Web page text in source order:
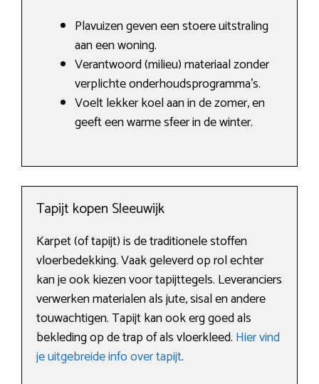
Plavuizen geven een stoere uitstraling
aan een woning.
Verantwoord (milieu) materiaal zonder
verplichte onderhoudsprogramma’s.
Voelt lekker koel aan in de zomer, en
geeft een warme sfeer in de winter.
Tapijt kopen Sleeuwijk
Karpet (of tapijt) is de traditionele stoffen
vloerbedekking. Vaak geleverd op rol echter
kan je ook kiezen voor tapijttegels. Leveranciers
verwerken materialen als jute, sisal en andere
touwachtigen. Tapijt kan ook erg goed als
bekleding op de trap of als vloerkleed. Hier vind
je uitgebreide info over tapijt.